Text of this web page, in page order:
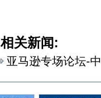
相关新闻:
亚马逊专场论坛-